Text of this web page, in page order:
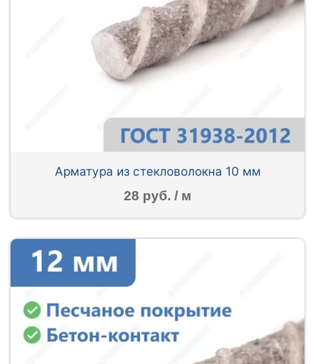
Арматура из стекловолокна 10 мм
28 руб. / м